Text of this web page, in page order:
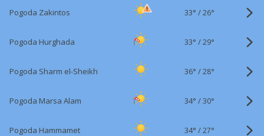
Pogoda Zakintos 33° /26°
Pogoda Hurghada 33° /29°
Pogoda Sharm el-Sheikh 36° /28°
Pogoda Marsa Alam 34° /30°
Pogoda Hammamet 34° /27°